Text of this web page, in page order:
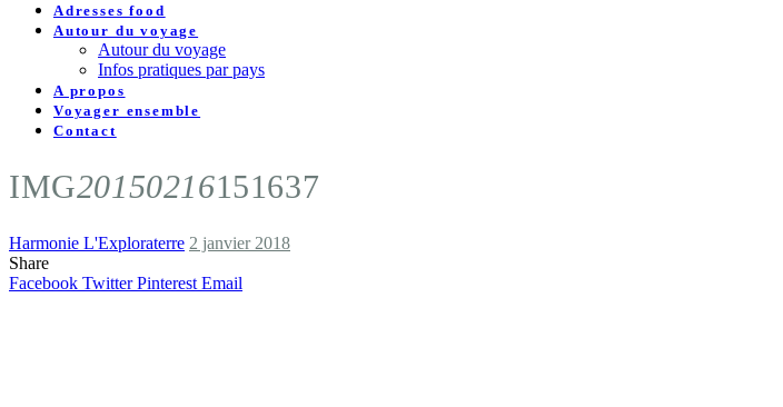
Adresses food
Autour du voyage
Autour du voyage
Infos pratiques par pays
A propos
Voyager ensemble
Contact
IMG20150216151637
Harmonie L'Exploraterre 2 janvier 2018
Share
Facebook Twitter Pinterest Email